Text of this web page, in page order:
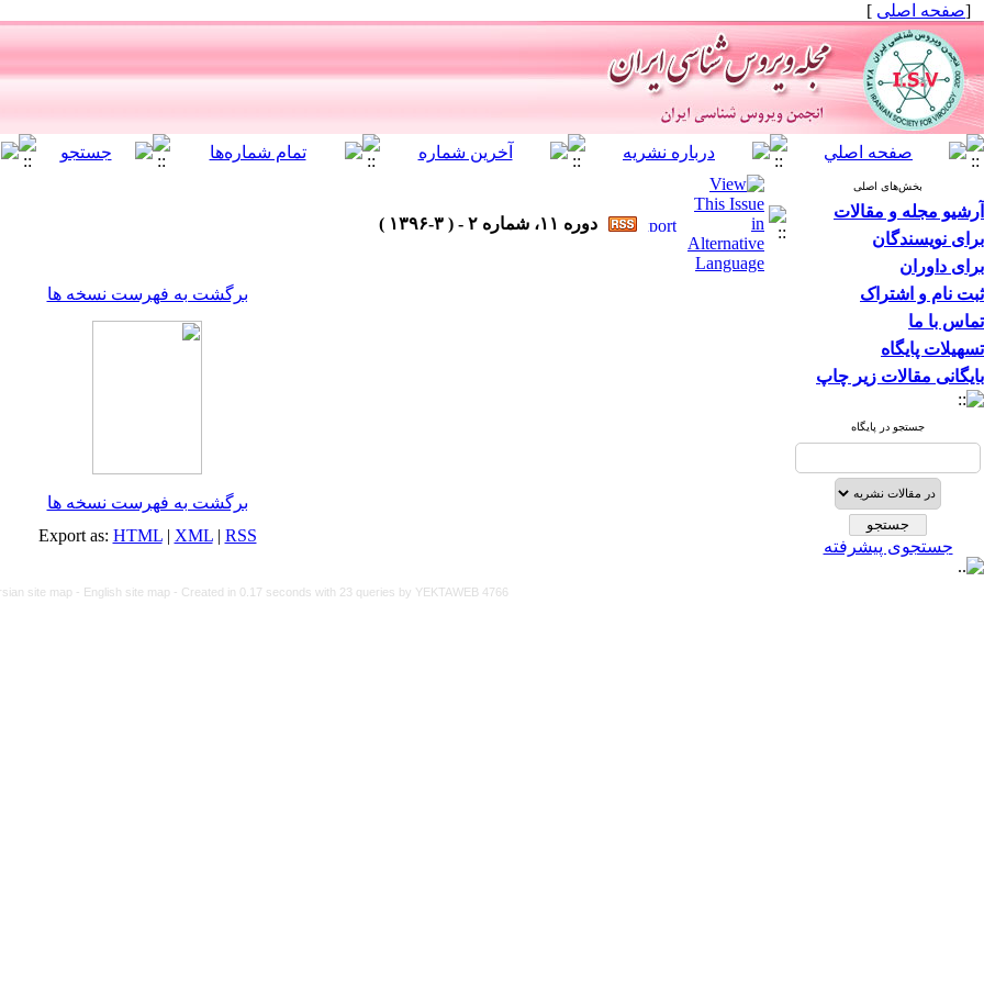
[صفحه اصلی ]
بخش‌های اصلی
آرشیو مجله و مقالات
برای نویسندگان
برای داوران
ثبت نام و اشتراک
تماس با ما
تسهیلات پایگاه
بایگانی مقالات زیر چاپ
جستجو در پایگاه
جستجوی پیشرفته
دوره ۱۱، شماره ۲ - ( ۳-۱۳۹۶ )
برگشت به فهرست نسخه ها
برگشت به فهرست نسخه ها
Export as: HTML| XML| RSS
site map - English site map - Created in 0.17 seconds with 23 queries by YEKTAWEB 4766